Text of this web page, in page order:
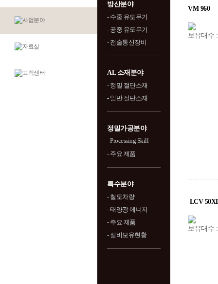
방산분야
- 수중 유도무기
- 공중 유도무기
- 전술통신장비
AL 소재분야
- 정밀 절단소재
- 일반 절단소재
정밀가공분야
- Processing Skill
- 주요 제품
특수분야
- 철도차량
- 태양광 에너지
- 주요 제품
- 설비보유현황
VM 960
보유대수
LCV
보유대수